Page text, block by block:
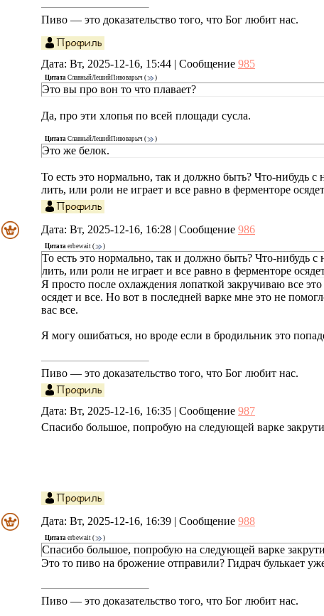
Пиво — это доказательство того, что Бог любит нас.
Дата: Вт, 2025-12-16, 15:44 | Сообщение 985
Цитата СлавныйЛешийПивоварыч ( )
Это вы про вон то что плавает?
Да, про эти хлопья по всей площади сусла.
Цитата СлавныйЛешийПивоварыч ( )
Это же белок.
То есть это нормально, так и должно быть? Что-нибудь
лить, или роли не играет и все равно в ферменторе
Дата: Вт, 2025-12-16, 16:28 | Сообщение 986
Цитата erbewait ( )
То есть это нормально, так и должно быть? Что-нибудь
лить, или роли не играет и все равно в ферменторе
Я просто после охлаждения лопаткой закручиваю все
осядет и все. Но вот в последней варке мне это не
вас все.
Я могу ошибаться, но вроде если в бродильник это
Пиво — это доказательство того, что Бог любит нас.
Дата: Вт, 2025-12-16, 16:35 | Сообщение 987
Спасибо большое, попробую на следующей варке
Дата: Вт, 2025-12-16, 16:39 | Сообщение 988
Цитата erbewait ( )
Спасибо большое, попробую на следующей варке
Это то пиво на брожение отправили? Гидрач булькает
Пиво — это доказательство того, что Бог любит нас.